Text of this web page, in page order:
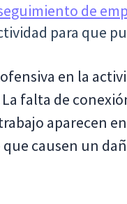
de
para que
en la
falta de
aparecen
causen un